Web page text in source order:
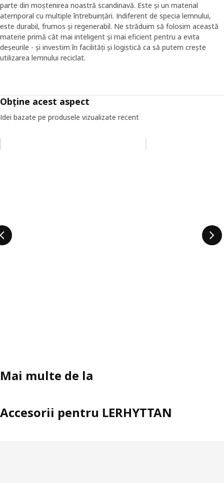
parte din moștenirea noastră scandinavă. Este și un material
atemporal cu multiple întrebuințări. Indiferent de specia lemnului,
este durabil, frumos și regenerabil. Ne străduim să folosim această
materie primă cât mai inteligent și mai eficient pentru a evita
deșeurile - și investim în facilități și logistică ca să putem crește
utilizarea lemnului reciclat.
Obține acest aspect
Idei bazate pe produsele vizualizate recent
Mai multe de la
Accesorii pentru LERHYTTAN